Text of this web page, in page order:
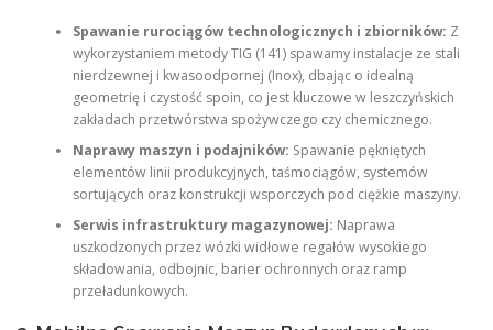
Spawanie rurociągów technologicznych i zbiorników: Z
wykorzystaniem metody TIG (141) spawamy instalacje ze stali
nierdzewnej i kwasoodpornej (Inox), dbając o idealną
geometrię i czystość spoin, co jest kluczowe w leszczyńskich
zakładach przetwórstwa spożywczego czy chemicznego.
Naprawy maszyn i podajników: Spawanie pękniętych
elementów linii produkcyjnych, taśmociągów, systemów
sortujących oraz konstrukcji wsporczych pod ciężkie maszyny.
Serwis infrastruktury magazynowej: Naprawa
uszkodzonych przez wózki widłowe regałów wysokiego
składowania, odbojnic, barier ochronnych oraz ramp
przeładunkowych.